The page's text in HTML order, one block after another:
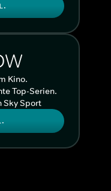
Kino.
Top-Serien.
Sky Sport